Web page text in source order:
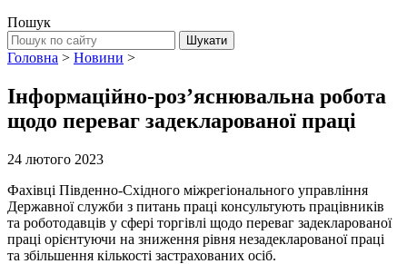
Пошук
Головна > Новини >
Інформаційно-роз’яснювальна робота
щодо переваг задекларованої праці
24 лютого 2023
Фахівці Південно-Східного міжрегіонального управління
Державної служби з питань праці консультують працівників
та роботодавців у сфері торгівлі щодо переваг задекларованої
праці орієнтуючи на зниження рівня незадекларованої праці
та збільшення кількості застрахованих осіб.